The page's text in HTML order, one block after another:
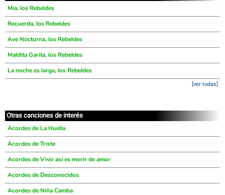
Mia, los Rebeldes
Recuerda, los Rebeldes
Ave Nocturna, los Rebeldes
Maldita Garita, los Rebeldes
La noche es larga, los Rebeldes
[ver todas]
Otras canciones de interés
Acordes de La Huella
Acordes de Triste
Acordes de Vivir así es morir de amor
Acordes de Desconocidos
Acordes de Niña Camba